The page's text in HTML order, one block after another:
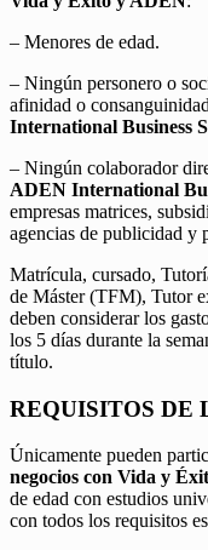
– Menores de edad.
– Ningún personero o
afinidad o
International Business
– Ningún colaborador
ADEN International
empresas matrices,
agencias de publicidad y
Matrícula, cursado,
de Máster (TFM), Tutor
deben considerar los
los 5 días durante la
título.
REQUISITOS DE
Únicamente pueden
negocios con Vida y
de edad con estudios
con todos los requisitos